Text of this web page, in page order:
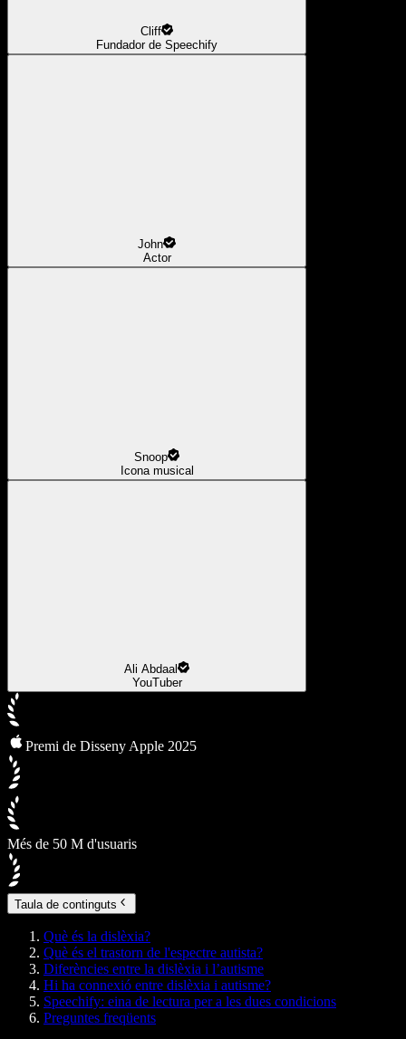
Cliff
Fundador de Speechify
John
Actor
Snoop
Icona musical
Ali Abdaal
YouTuber
Premi de Disseny Apple 2025
Més de 50 M d'usuaris
Taula de continguts
Què és la dislèxia?
Què és el trastorn de l'espectre autista?
Diferències entre la dislèxia i l’autisme
Hi ha connexió entre dislèxia i autisme?
Speechify: eina de lectura per a les dues condicions
Preguntes freqüents